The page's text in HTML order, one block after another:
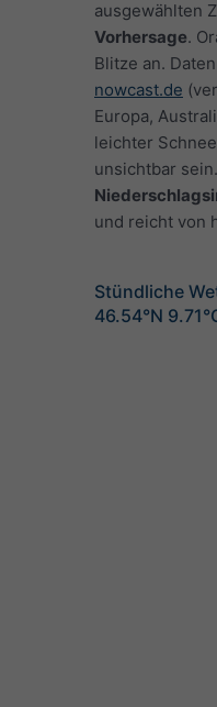
ausgewählten
Vorhersage.
Blitze an.
nowcast.de
Europa,
leichter
unsichtbar sein.
und reicht von
Stündliche
46.54°N